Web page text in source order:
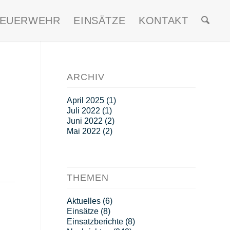
EINSÄTZE KONTAKT
ARCHIV
April 2025(1)
Juli 2022 (1)
Juni 2022 (2)
Mai 2022 (2)
THEMEN
Aktuelles(6)
Einsätze(8)
Einsatzberichte(8)